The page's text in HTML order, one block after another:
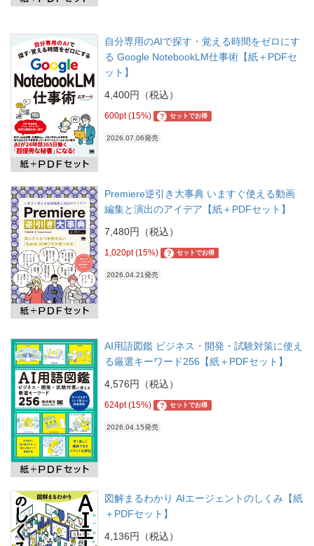
自分専用のAIで探す・覚える時間をゼロにす
る Google NotebookLM仕事術【紙＋PDFセ
ット】
4,400円（税込）
600pt (15%) ? セットでお得
2026.07.06発売
Premiere逆引き大事典 いますぐ使える動画
編集と演出のアイデア【紙＋PDFセット】
7,480円（税込）
1,020pt (15%) ? セットでお得
2026.04.21発売
AI用語図鑑 ビジネス・開発・試験対策に使え
る厳選キーワード256【紙＋PDFセット】
4,576円（税込）
624pt (15%) ? セットでお得
2026.04.15発売
図解まるわかり AIエージェントのしくみ【紙
＋PDFセット】
4,136円（税込）